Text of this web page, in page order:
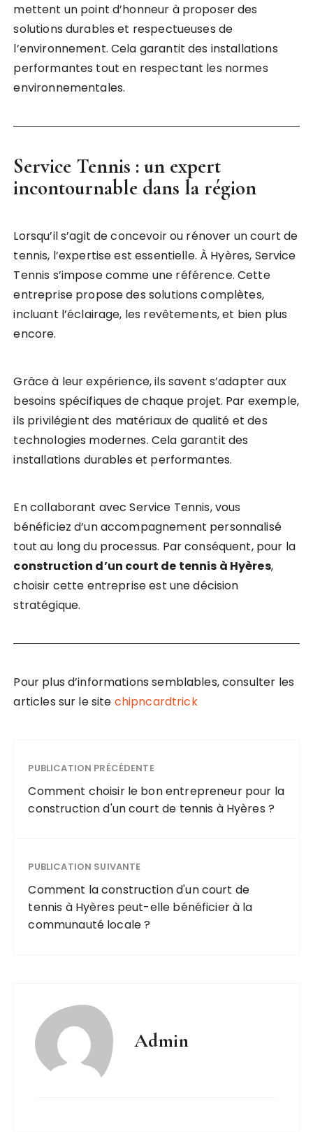
mettent un point d’honneur à proposer des
solutions durables et respectueuses de
l’environnement. Cela garantit des installations
performantes tout en respectant les normes
environnementales.
Service Tennis : un expert
incontournable dans la région
Lorsqu’il s’agit de concevoir ou rénover un court de
tennis, l’expertise est essentielle. À Hyères, Service
Tennis s’impose comme une référence. Cette
entreprise propose des solutions complètes,
incluant l’éclairage, les revêtements, et bien plus
encore.
Grâce à leur expérience, ils savent s’adapter aux
besoins spécifiques de chaque projet. Par exemple,
ils privilégient des matériaux de qualité et des
technologies modernes. Cela garantit des
installations durables et performantes.
En collaborant avec Service Tennis, vous
bénéficiez d’un accompagnement personnalisé
tout au long du processus. Par conséquent, pour la
construction d’un court de tennis à Hyères,
choisir cette entreprise est une décision
stratégique.
Pour plus d’informations semblables, consulter les
articles sur le site chipncardtrick
PUBLICATION PRÉCÉDENTE
Comment choisir le bon entrepreneur pour la
construction d'un court de tennis à Hyères ?
PUBLICATION SUIVANTE
Comment la construction d'un court de
tennis à Hyères peut-elle bénéficier à la
communauté locale ?
Admin